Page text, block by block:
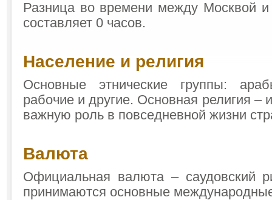
Разница во времени между Москвой
составляет 0 часов.
Население и религия
Основные этнические группы:
рабочие и другие. Основная религия –
важную роль в повседневной жизни
Валюта
Официальная валюта – саудовский
принимаются основные